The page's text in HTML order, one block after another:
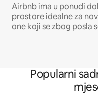
Airbnb ima u ponudi
prostore idealne za
one koji se zbog posla
Popularni